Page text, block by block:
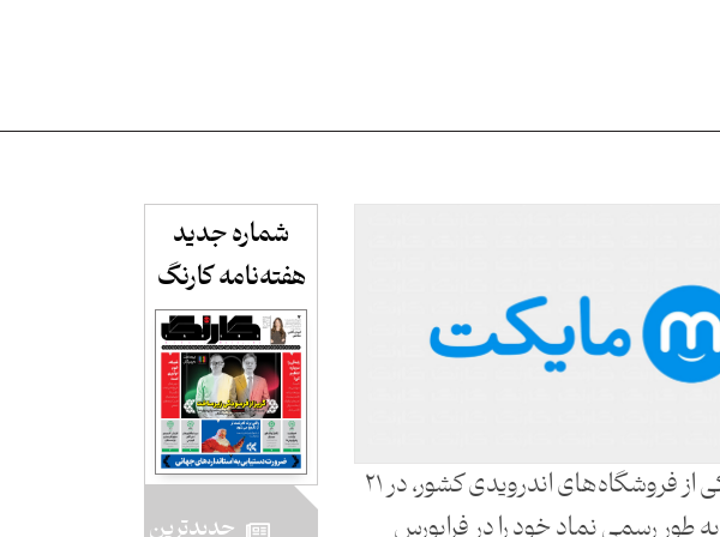
مایکت، یکی از فروشگاه‌های اندرویدی کشور، در ۲۱
شماره جدید
هفته‌نامه کارنگ​
جدید‌ترین